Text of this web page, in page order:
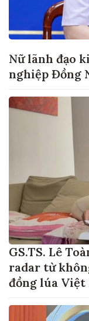
Nữ lãnh đạo
nghiệp Đồng
GS.TS. Lê
radar từ
đồng lúa Việt